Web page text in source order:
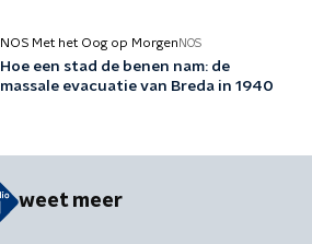
NOS Met het Oog op Morgen NOS
Hoe een stad de benen nam: de
massale evacuatie van Breda in 1940
weet meer